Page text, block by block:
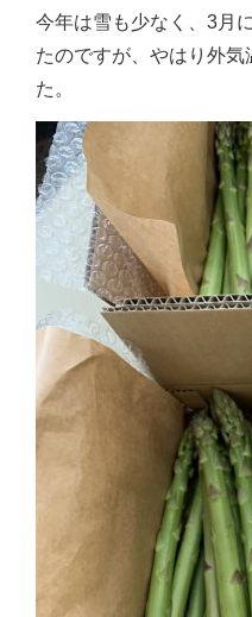
今年は雪も少なく、3月
たのですが、やはり外
た。